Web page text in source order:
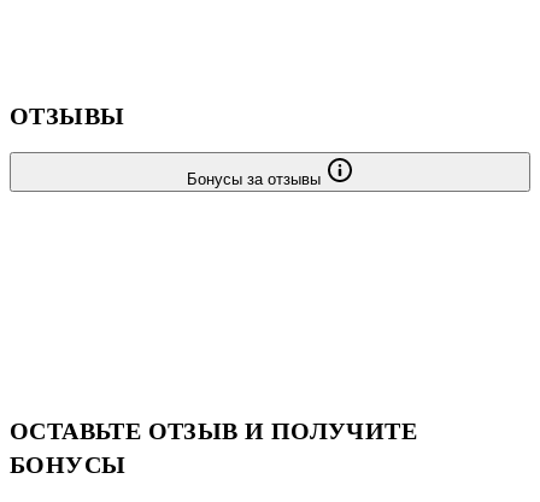
ОТЗЫВЫ
Бонусы за отзывы
ОСТАВЬТЕ ОТЗЫВ И ПОЛУЧИТЕ
БОНУСЫ